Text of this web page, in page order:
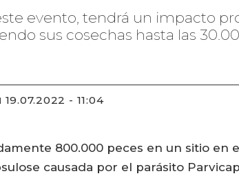
evento, tendrá un impacto
sus cosechas hasta las
19.07.2022 - 11:04
800.000 peces en un sitio en
causada por el parásito